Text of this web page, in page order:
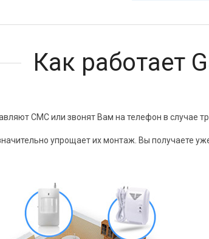
Как работает
СМС или звонят Вам на телефон в случае
упрощает их монтаж. Вы получаете